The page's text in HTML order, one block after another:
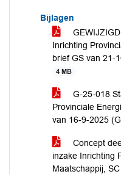
Bijlagen
Inrichting
brief GS van 21-
4 MB
G-25-018
Provinciale
van 16-9-2025
Concept
inzake Inrichting
Maatschappij,